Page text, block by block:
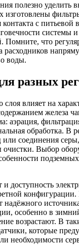
полезно уделить
изготовлены
контакта с
системы и
Помните, что
расходников
воды.
разных
влияет на
железа
аэрация,
обработка. В
или соединения
очистки. Выбор
доступность
надёжного
особенно в
возрастают. В
которые
необходимости